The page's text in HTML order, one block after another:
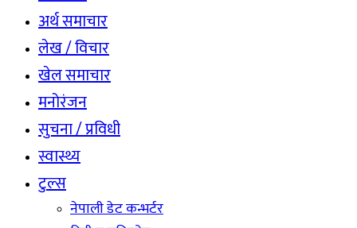
अर्थ समाचार
लेख / विचार
खेल समाचार
मनोरंजन
सुचना / प्रविधी
स्वास्थ्य
टुल्स
नेपाली डेट कन्भर्टर